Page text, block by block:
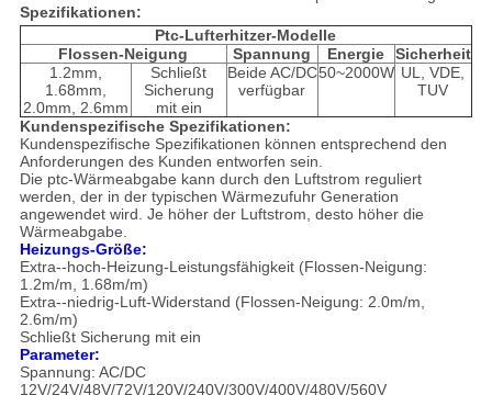
Spezifikationen:
Ptc-Lufterhitzer-Modelle
Flossen-Neigung
Spannung Energie
Sicherheit
1.2mm,
1.68mm,
2.0mm, 2.6mm
Schließt
Sicherung
mit ein
Beide AC/DC
verfügbar
50~2000W UL, VDE,
TUV
Kundenspezifische Spezifikationen:
Kundenspezifische Spezifikationen können entsprechend den
Anforderungen des Kunden entworfen sein.
Die ptc-Wärmeabgabe kann durch den Luftstrom reguliert
werden, der in der typischen Wärmezufuhr Generation
angewendet wird. Je höher der Luftstrom, desto höher die
Wärmeabgabe.
Heizungs-Größe:
Extra--hoch-Heizung-Leistungsfähigkeit (Flossen-Neigung:
1.2m/m, 1.68m/m)
Extra--niedrig-Luft-Widerstand (Flossen-Neigung: 2.0m/m,
2.6m/m)
Schließt Sicherung mit ein
Parameter:
Spannung: AC/DC
12V/24V/48V/72V/120V/240V/300V/400V/480V/560V